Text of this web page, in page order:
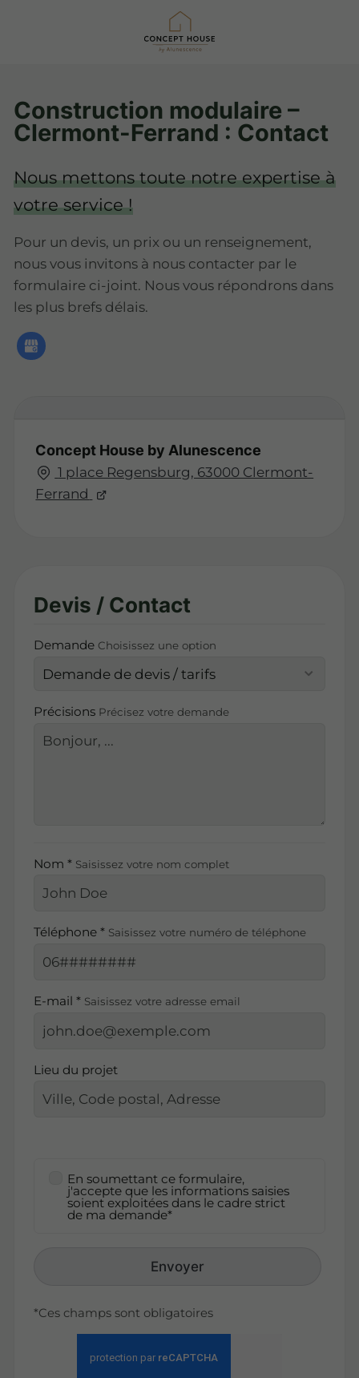
Construction modulaire –
Clermont-Ferrand : Contact
Nous mettons toute notre expertise à
votre service !
Pour un devis, un prix ou un renseignement,
nous vous invitons à nous contacter par le
formulaire ci-joint. Nous vous répondrons dans
les plus brefs délais.
Concept House by Alunescence
1 place Regensburg, 63000 Clermont-
Ferrand
Devis / Contact
Demande Choisissez une option
Précisions Précisez votre demande
Nom * Saisissez votre nom complet
Téléphone * Saisissez votre numéro de téléphone
E-mail * Saisissez votre adresse email
Lieu du projet
En soumettant ce formulaire,
j'accepte que les informations saisies
soient exploitées dans le cadre strict
de ma demande*
Envoyer
*Ces champs sont obligatoires